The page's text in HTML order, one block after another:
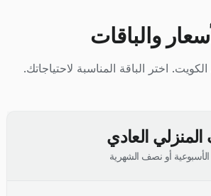
والباقات
اختر الباقة المناسبة لاحتياجاتك.
المنزلي العادي
الأسبوعية أو نصف الشهرية